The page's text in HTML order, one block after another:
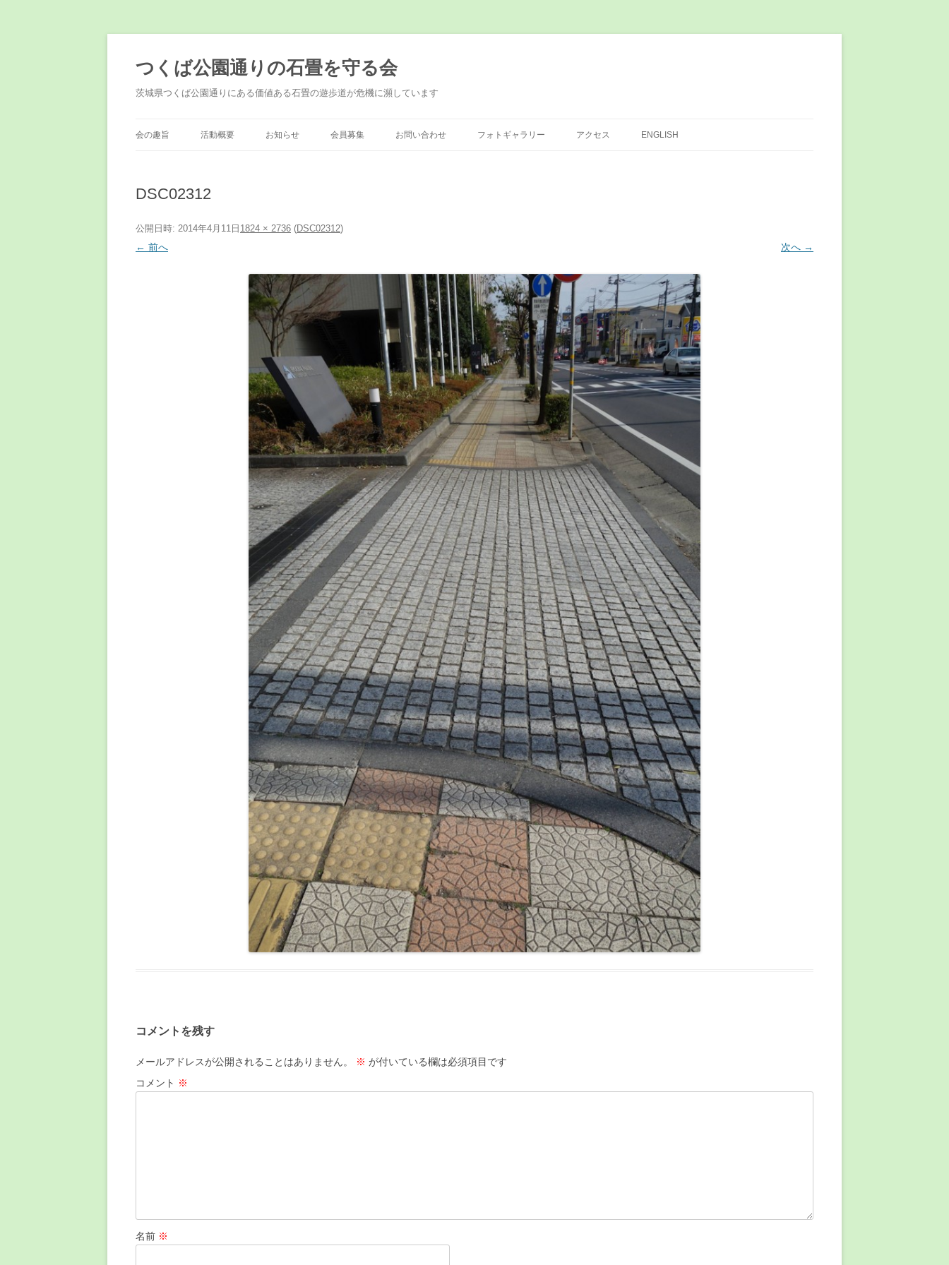
ン
ツ
へ
ス
つくば公園通りの石畳を守る会
茨城県つくば公園通りにある価値ある石畳の遊歩道が危機に瀕しています
会の趣旨 活動概要 お知らせ 会員募集 お問い合わせ フォトギャラリー アクセス ENGLISH
DSC02312
公開日時: 2014年4月11日 1824 × 2736 (DSC02312)
← 前へ 次へ →
コメントを残す
メールアドレスが公開されることはありません。 ※ が付いている欄は必須項目です
コメント ※
名前 ※